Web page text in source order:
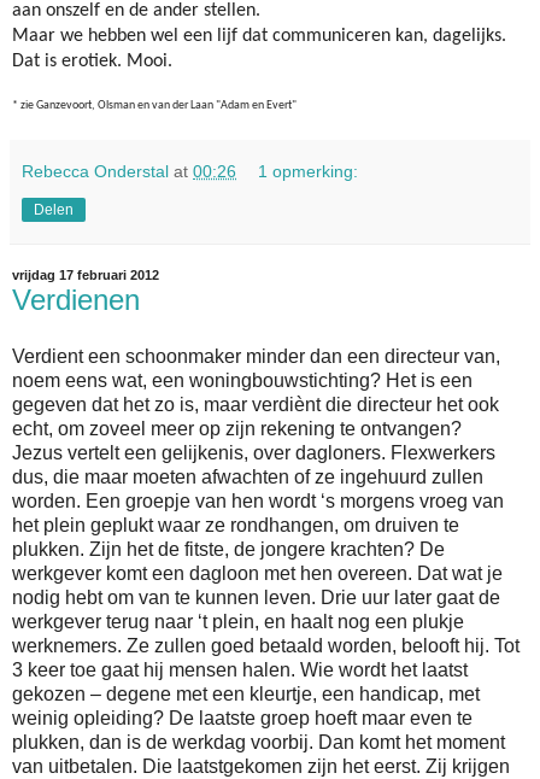
aan onszelf en de ander stellen.
Maar we hebben wel een lijf dat communiceren kan, dagelijks.
Dat is erotiek. Mooi.
* zie Ganzevoort, Olsman en van der Laan "Adam en Evert"
Rebecca Onderstal at 00:26 1 opmerking:
Delen
vrijdag 17 februari 2012
Verdienen
Verdient een schoonmaker minder dan een directeur van,
noem eens wat, een woningbouwstichting? Het is een
gegeven dat het zo is, maar verdiènt die directeur het ook
echt, om zoveel meer op zijn rekening te ontvangen?
Jezus vertelt een gelijkenis, over dagloners. Flexwerkers
dus, die maar moeten afwachten of ze ingehuurd zullen
worden. Een groepje van hen wordt ‘s morgens vroeg van
het plein geplukt waar ze rondhangen, om druiven te
plukken. Zijn het de fitste, de jongere krachten? De
werkgever komt een dagloon met hen overeen. Dat wat je
nodig hebt om van te kunnen leven. Drie uur later gaat de
werkgever terug naar ‘t plein, en haalt nog een plukje
werknemers. Ze zullen goed betaald worden, belooft hij. Tot
3 keer toe gaat hij mensen halen. Wie wordt het laatst
gekozen – degene met een kleurtje, een handicap, met
weinig opleiding? De laatste groep hoeft maar even te
plukken, dan is de werkdag voorbij. Dan komt het moment
van uitbetalen. Die laatstgekomen zijn het eerst. Zij krijgen